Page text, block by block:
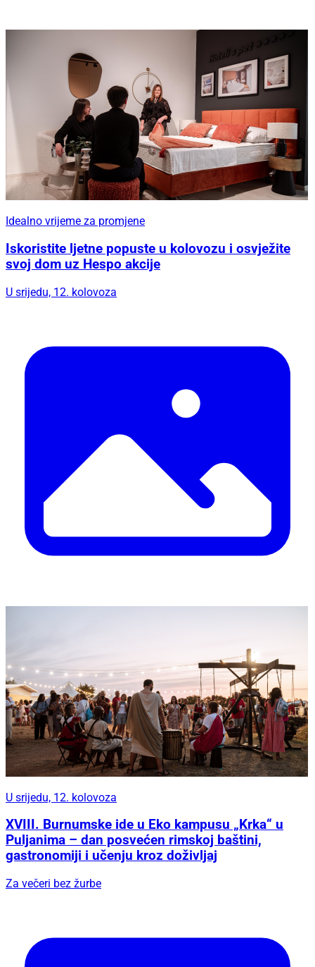
Idealno vrijeme za promjene
Iskoristite ljetne popuste u kolovozu i osvježite
svoj dom uz Hespo akcije
U srijedu, 12. kolovoza
U srijedu, 12. kolovoza
XVIII. Burnumske ide u Eko kampusu „Krka“ u
Puljanima – dan posvećen rimskoj baštini,
gastronomiji i učenju kroz doživljaj
Za večeri bez žurbe